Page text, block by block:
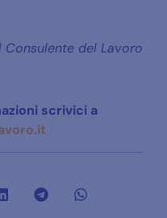
Consulente del Lavoro
scrivici a